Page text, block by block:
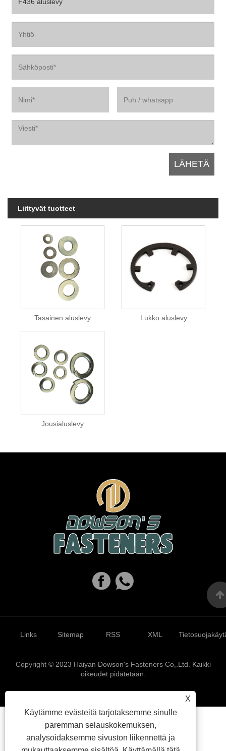
Liittyvät tuotteet
Tasainen aluslevy Lukko aluslevy
Jousialuslevy
X
Käytämme evästeitä tarjotaksemme sinulle
paremman selauskokemuksen,
analysoidaksemme sivuston liikennettä ja
Links Sitemap RSS XML
Copyright © 2023 Haiyan Dowson's Fasteners Co,.Ltd. Kaikki
oikeudet pidätetään.